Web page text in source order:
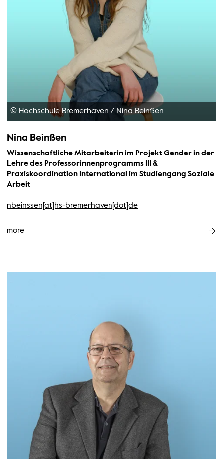
© Hochschule Bremerhaven / Nina Beinßen
Nina Beinßen
Wissenschaftliche Mitarbeiterin im Projekt Gender in der
Lehre des Professorinnenprogramms III &
Praxiskoordination International im Studiengang Soziale
Arbeit
nbeinssen[at]hs-bremerhaven[dot]de
more